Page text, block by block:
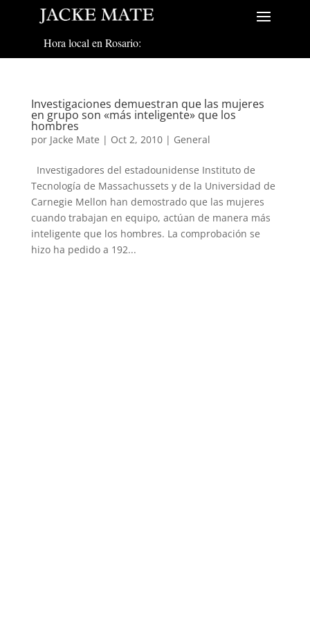
Hora local en Rosario:
Investigaciones demuestran que las mujeres
en grupo son «más inteligente» que los
hombres
por Jacke Mate | Oct 2, 2010| General
Investigadores del estadounidense Instituto de
Tecnología de Massachussets y de la Universidad de
Carnegie Mellon han demostrado que las mujeres
cuando trabajan en equipo, actúan de manera más
inteligente que los hombres. La comprobación se
hizo ha pedido a 192...